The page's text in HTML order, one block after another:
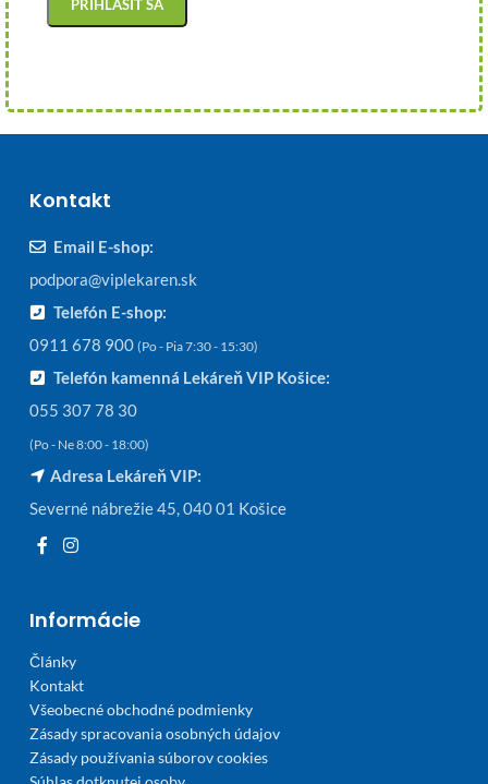
Kontakt
Email E-shop:
podpora@viplekaren.sk
Telefón E-shop:
0911 678 900 (Po - Pia 7:30 - 15:30)
Telefón kamenná Lekáreň VIP Košice:
055 307 78 30
(Po - Ne 8:00 - 18:00)
Adresa Lekáreň VIP:
Severné nábrežie 45, 040 01 Košice
Informácie
Články
Kontakt
Všeobecné obchodné podmienky
Zásady spracovania osobných údajov
Zásady používania súborov cookies